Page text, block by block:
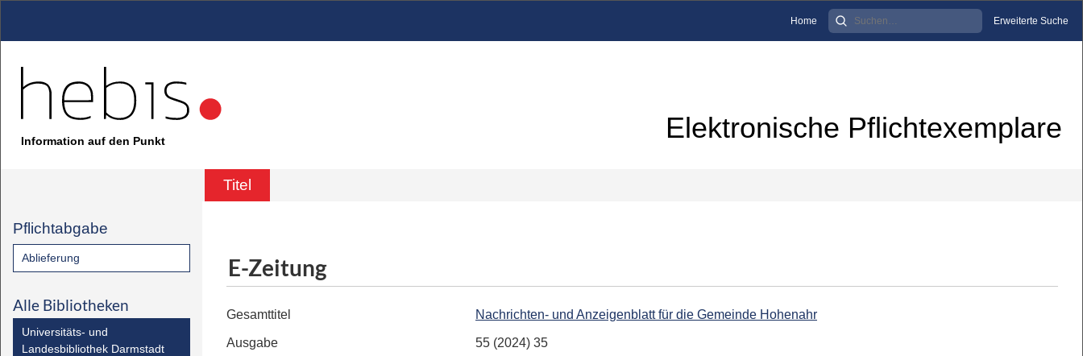
Home Erweiterte Suche
Information auf den Punkt Elektronische Pflichtexemplare
Titel
Pflichtabgabe
Ablieferung
Alle Bibliotheken
Universitäts- und
Landesbibliothek Darmstadt
E-Zeitung
Gesamttitel Nachrichten- und Anzeigenblatt für die Gemeinde Hohenahr
Ausgabe
55 (2024) 35